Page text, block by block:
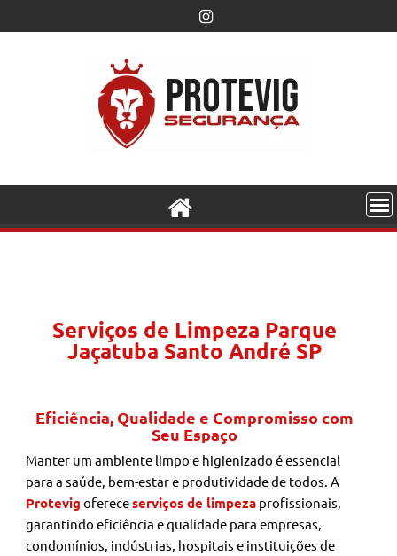
Serviços de Limpeza Parque
Jaçatuba Santo André SP
Eficiência, Qualidade e Compromisso com
Seu Espaço
Manter um ambiente limpo e higienizado é essencial
para a saúde, bem-estar e produtividade de todos. A
Protevig ofereceserviços de limpeza profissionais,
garantindo eficiência e qualidade para empresas,
condomínios, indústrias, hospitais e instituições de